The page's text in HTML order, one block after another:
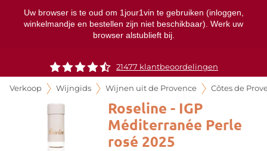
Uw browser is te oud om 1jour1vin te gebruiken (inloggen,
winkelmandje en bestellen zijn niet beschikbaar). Werk uw
browser alstublieft bij.
21477 klantbeoordelingen
Verkoop Wijngids Wijnen uit de Provence Côtes de
Roseline - IGP
Méditerranée Perle
rosé 2025